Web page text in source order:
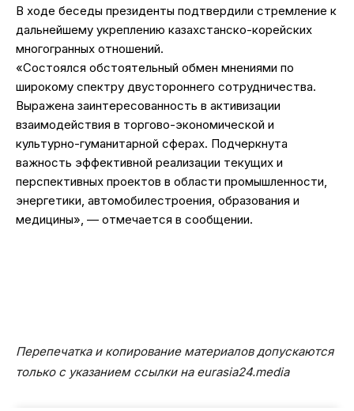
В ходе беседы президенты подтвердили стремление к
дальнейшему укреплению казахстанско-корейских
многогранных отношений.
«Состоялся обстоятельный обмен мнениями по
широкому спектру двустороннего сотрудничества.
Выражена заинтересованность в активизации
взаимодействия в торгово-экономической и
культурно-гуманитарной сферах. Подчеркнута
важность эффективной реализации текущих и
перспективных проектов в области промышленности,
энергетики, автомобилестроения, образования и
медицины», — отмечается в сообщении.
Перепечатка и копирование материалов допускаются
только с указанием ссылки на eurasia24.media